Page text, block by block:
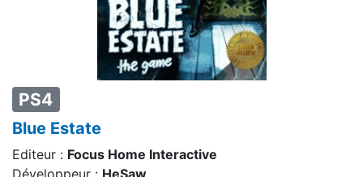
PS4
Blue Estate
Editeur : Focus Home Interactive